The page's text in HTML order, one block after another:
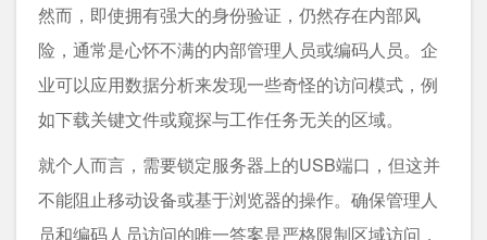
然而，即使拥有强大的身份验证，仍然存在内部风
险，通常是心怀不满的内部管理人员或编码人员。企
业可以应用数据分析来发现一些奇怪的访问模式，例
如下载关键文件或窥探与工作任务无关的区域。
就个人而言，需要锁定服务器上的USB端口，但这并
不能阻止移动设备或基于浏览器的操作。确保管理人
员和编码人员访问的唯一答案是严格限制区域访问，